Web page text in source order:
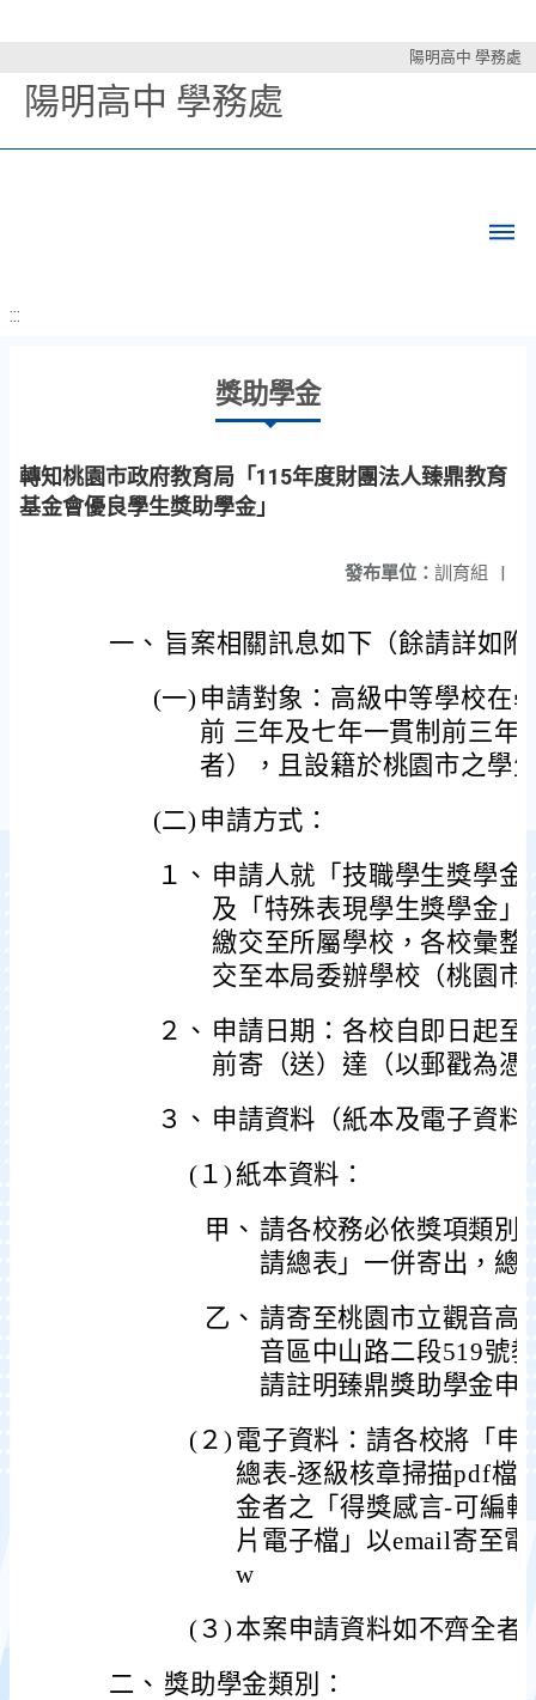
陽明高中 學務處
陽明高中 學務處
:::
獎助學金
轉知桃園市政府教育局「115年度財團法人臻鼎教育
基金會優良學生獎助學金」
發布單位： 訓育組 |
一、 旨案相關訊息如下（餘請詳如
(一) 申請對象：高級中等學校在
前 三年及七年一貫制前三年
者），且設籍於桃園市之學
(二) 申請方式：
１、 申請人就「技職學生獎學
及「特殊表現學生獎學金
繳交至所屬學校，各校彙
交至本局委辦學校（桃園
２、 申請日期：各校自即日起
前寄（送）達（以郵戳為憑
３、 申請資料（紙本及電子資料
(１)紙本資料：
甲、 請各校務必依獎項類別
請總表」一併寄出，總
乙、 請寄至桃園市立觀音高
音區中山路二段519號
請註明臻鼎獎助學金申
(２) 電子資料：請各校將「申
總表-逐級核章掃描pdf檔
金者之「得獎感言-可編
片電子檔」以email寄至
w
(３) 本案申請資料如不齊全者
二、 獎助學金類別：